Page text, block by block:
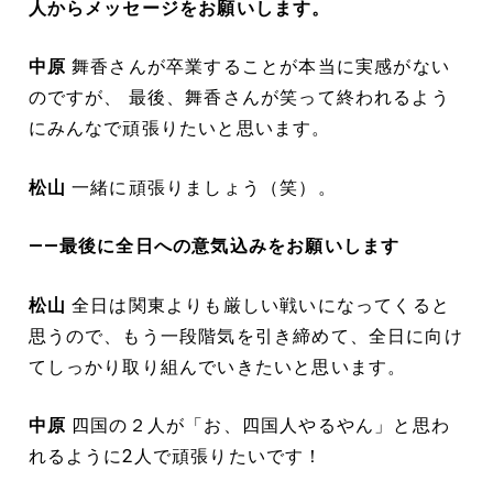
人からメッセージをお願いします。
中原 舞香さんが卒業することが本当に実感がない
のですが、 最後、舞香さんが笑って終われるよう
にみんなで頑張りたいと思います。
松山 一緒に頑張りましょう（笑）。
――最後に全日への意気込みをお願いします
松山 全日は関東よりも厳しい戦いになってくると
思うので、もう一段階気を引き締めて、全日に向け
てしっかり取り組んでいきたいと思います。
中原 四国の２人が「お、四国人やるやん」と思わ
れるように2人で頑張りたいです！